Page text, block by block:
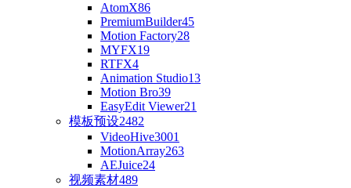
AtomX86
PremiumBuilder45
Motion Factory28
MYFX19
RTFX4
Animation Studio13
Motion Bro39
EasyEdit Viewer21
模板预设2482
VideoHive3001
MotionArray263
AEJuice24
视频素材489